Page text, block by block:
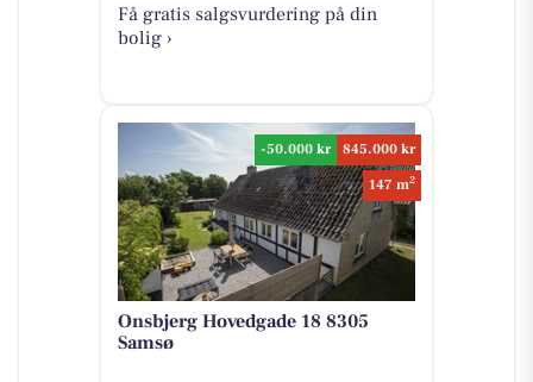
Få gratis salgsvurdering på din
bolig ›
-50.000 kr
845.000 kr
147 m2
Onsbjerg Hovedgade 18 8305
Samsø